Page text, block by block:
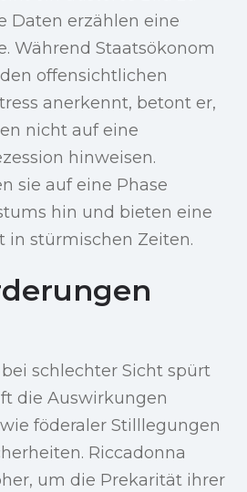
Daten erzählen eine
Während Staatsökonom
offensichtlichen
anerkennt, betont er,
nicht auf eine
hinweisen.
sie auf eine Phase
hin und bieten eine
in stürmischen Zeiten.
schlechter Sicht spürt
die Auswirkungen
föderaler Stilllegungen
Riccadonna
um die Prekarität ihrer